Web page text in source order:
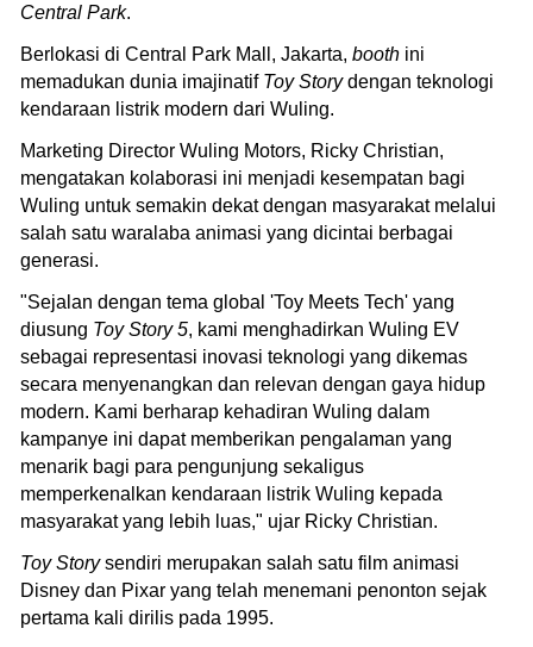
Central Park.
Berlokasi di Central Park Mall, Jakarta, booth ini
memadukan dunia imajinatif Toy Storydengan teknologi
kendaraan listrik modern dari Wuling.
Marketing Director Wuling Motors, Ricky Christian,
mengatakan kolaborasi ini menjadi kesempatan bagi
Wuling untuk semakin dekat dengan masyarakat melalui
salah satu waralaba animasi yang dicintai berbagai
generasi.
"Sejalan dengan tema global 'Toy Meets Tech' yang
diusung Toy Story 5, kami menghadirkan Wuling EV
sebagai representasi inovasi teknologi yang dikemas
secara menyenangkan dan relevan dengan gaya hidup
modern. Kami berharap kehadiran Wuling dalam
kampanye ini dapat memberikan pengalaman yang
menarik bagi para pengunjung sekaligus
memperkenalkan kendaraan listrik Wuling kepada
masyarakat yang lebih luas," ujar Ricky Christian.
Toy Storysendiri merupakan salah satu film animasi
Disney dan Pixar yang telah menemani penonton sejak
pertama kali dirilis pada 1995.